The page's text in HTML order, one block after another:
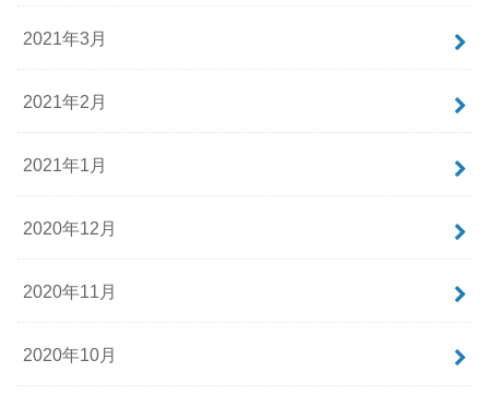
2021年3月
2021年2月
2021年1月
2020年12月
2020年11月
2020年10月